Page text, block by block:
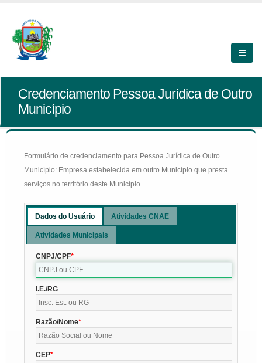
Credenciamento Pessoa Jurídica de Outro
Município
Formulário de credenciamento para Pessoa Jurídica de Outro
Município: Empresa estabelecida em outro Município que presta
serviços no território deste Município
Dados do Usuário Atividades CNAE
Atividades Municipais
CNPJ/CPF
I.E./RG
Razão/Nome
CEP